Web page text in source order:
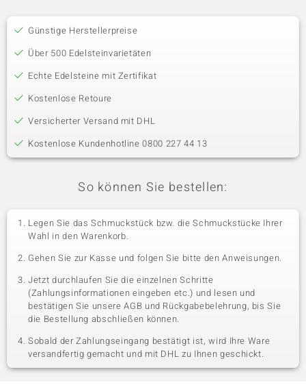
Günstige Herstellerpreise
Über 500 Edelsteinvarietäten
Echte Edelsteine mit Zertifikat
Kostenlose Retoure
Versicherter Versand mit DHL
Kostenlose Kundenhotline 0800 227 44 13
So können Sie bestellen:
Legen Sie das Schmuckstück bzw. die Schmuckstücke Ihrer
Wahl in den Warenkorb.
Gehen Sie zur Kasse und folgen Sie bitte den Anweisungen.
Jetzt durchlaufen Sie die einzelnen Schritte
(Zahlungsinformationen eingeben etc.) und lesen und
bestätigen Sie unsere AGB und Rückgabebelehrung, bis Sie
die Bestellung abschließen können.
Sobald der Zahlungseingang bestätigt ist, wird Ihre Ware
versandfertig gemacht und mit DHL zu Ihnen geschickt.